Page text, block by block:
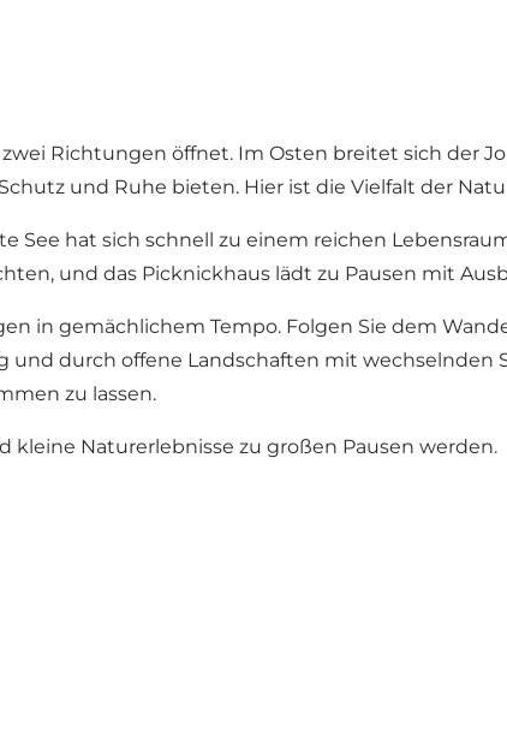
Richtungen öffnet. Im Osten breitet sich der
und Ruhe bieten. Hier ist die Vielfalt der
See hat sich schnell zu einem reichen
und das Picknickhaus lädt zu Pausen mit
in gemächlichem Tempo. Folgen Sie dem
durch offene Landschaften mit wechselnden
zu lassen.
Naturerlebnisse zu großen Pausen werden.